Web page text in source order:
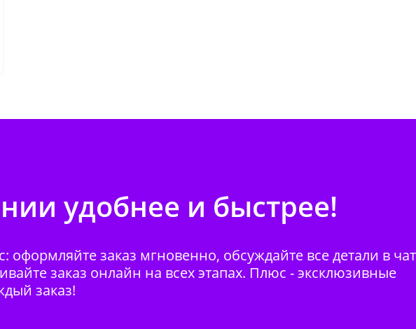
удобнее и быстрее!
оформляйте заказ мгновенно, обсуждайте все детали в
заказ онлайн на всех этапах. Плюс - эксклюзивные
заказ!